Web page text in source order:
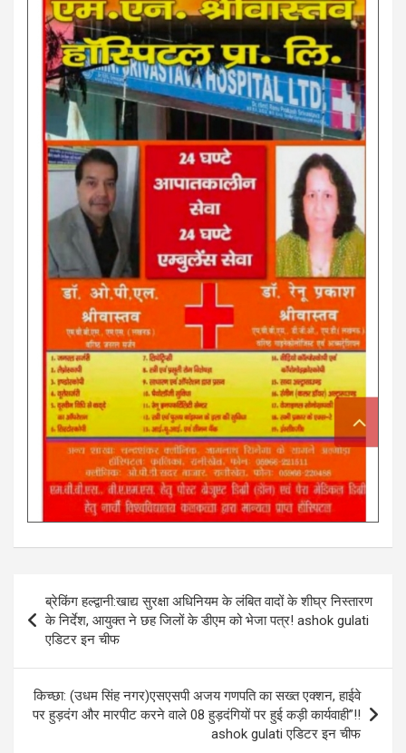
Post
navigation
ब्रेकिंग हल्द्वानी:खाद्य सुरक्षा अधिनियम के लंबित वादों के शीघ्र निस्तारण
के निर्देश, आयुक्त ने छह जिलों के डीएम को भेजा पत्र! ashok gulati
एडिटर इन चीफ
किच्छा: (उधम सिंह नगर)एसएसपी अजय गणपति का सख्त एक्शन, हाईवे
पर हुड़दंग और मारपीट करने वाले 08 हुड़दंगियों पर हुई कड़ी कार्यवाही”!!
ashok gulati एडिटर इन चीफ